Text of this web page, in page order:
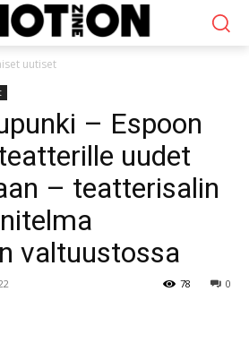
uutiset
– Espoon
uudet
– teatterisalin
valtuustossa
0
78